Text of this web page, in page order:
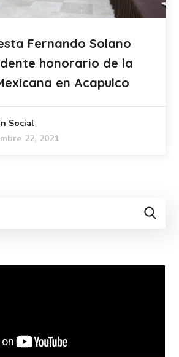
Fernando Solano
honorario de la
en Acapulco
Social
22, 2021